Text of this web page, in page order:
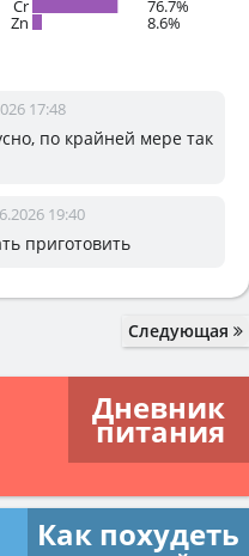
Cr 76.7%
Zn 8.6%
17:48
по крайней мере так
19:40
приготовить
Следующая
Дневник
питания
Как похудеть